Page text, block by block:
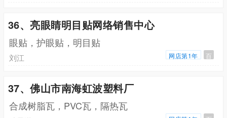
36、亮眼睛明目贴网络销售中心
眼贴，护眼贴，明目贴
刘江 网店第1年 百
37、佛山市南海虹波塑料厂
合成树脂瓦，PVC瓦，隔热瓦